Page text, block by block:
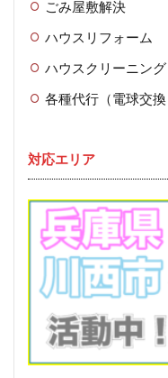
ごみ屋敷解決
ハウスリフォーム
ハウスクリーニング
各種代行（電球交
対応エリア